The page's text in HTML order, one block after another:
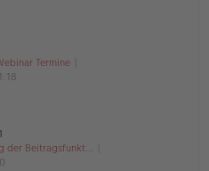
Termine
der Beitragsfunkt…